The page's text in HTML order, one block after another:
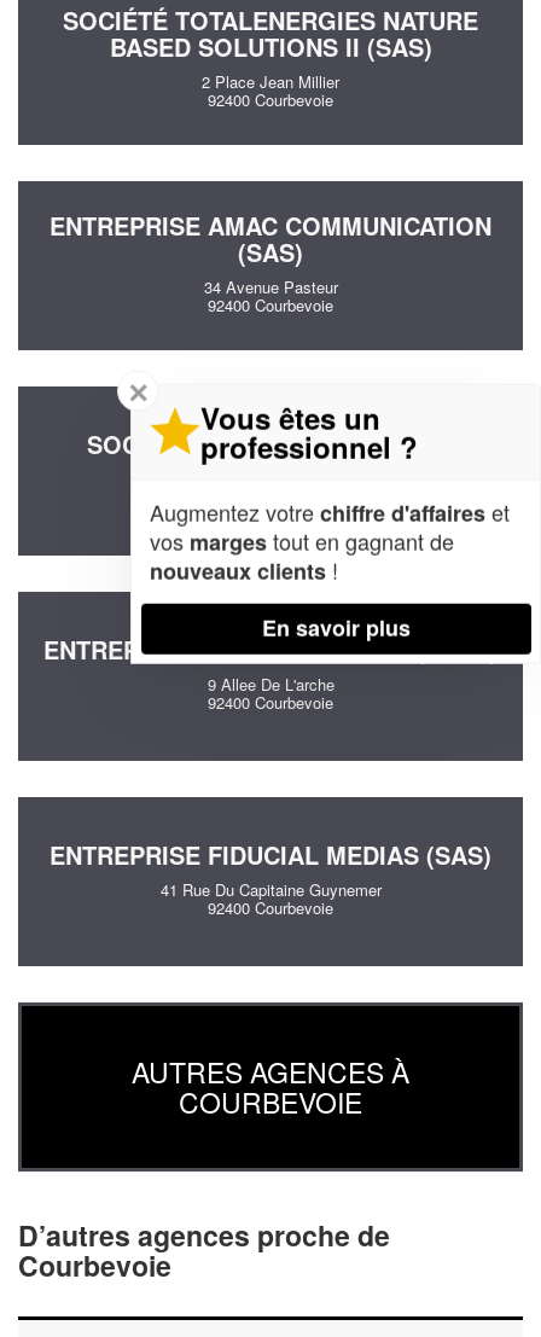
SOCIÉTÉ TOTALENERGIES NATURE
BASED SOLUTIONS II (SAS)
2 Place Jean Millier
92400 Courbevoie
ENTREPRISE AMAC COMMUNICATION
(SAS)
34 Avenue Pasteur
92400 Courbevoie
SOCIÉTÉ TUIL CONSEIL (SARL)
ENTREPRISE JLA CONSULTING (SARL)
9 Allee De L'arche
92400 Courbevoie
ENTREPRISE FIDUCIAL MEDIAS (SAS)
41 Rue Du Capitaine Guynemer
92400 Courbevoie
AUTRES AGENCES À
COURBEVOIE
D’autres agences proche de
Courbevoie
✕
Vous êtes un
professionnel ?
Augmentez votrechiffre d'affaireset
vos margestout en gagnant de
nouveaux clients !
En savoir plus